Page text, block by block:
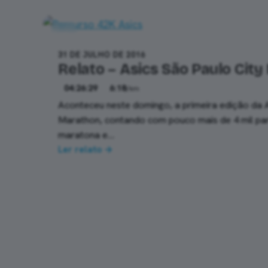
31 DE JULHO DE 2016
Relato – Asics São Paulo
04:26:29 6:18/km
Aconteceu neste domingo, a primeira edição da
Marathon, contando com pouco mais de 4 mil
maratona e…
Ler relato →